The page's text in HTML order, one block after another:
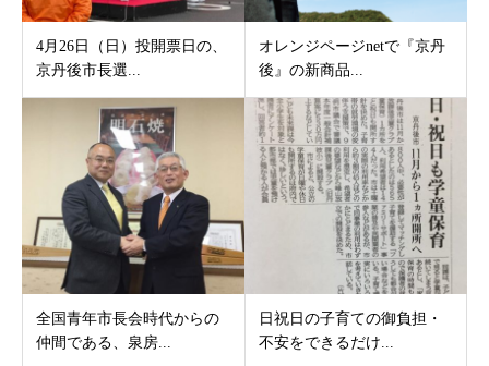
4月26日（日）投開票日の、
京丹後市長選...
オレンジページnetで『京丹
後』の新商品...
全国青年市長会時代からの
仲間である、泉房...
日祝日の子育ての御負担・
不安をできるだけ...